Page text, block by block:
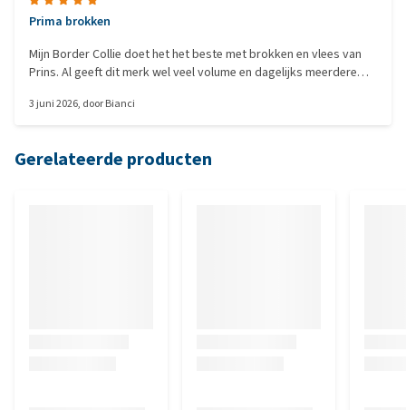
Prima brokken
Mijn Border Collie doet het het beste met brokken en vlees van
Prins. Al geeft dit merk wel veel volume en dagelijks meerdere
3 juni 2026, doorBianci
Gerelateerde producten